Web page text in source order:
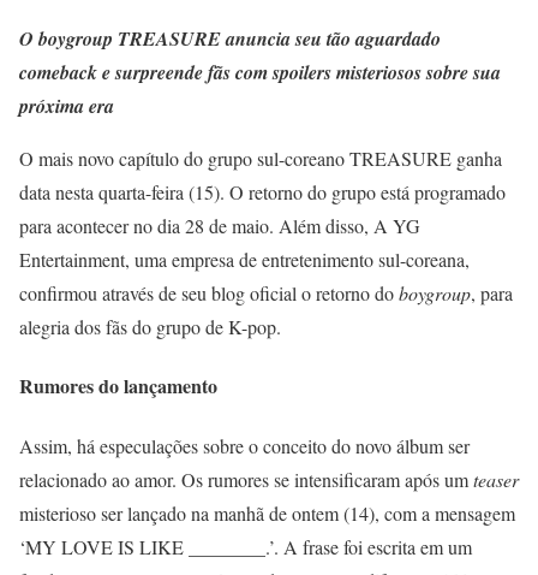
O boygroup TREASURE anuncia seu tão aguardado
comeback e surpreende fãs com spoilers misteriosos sobre sua
próxima era
O mais novo capítulo do grupo sul-coreano TREASURE ganha
data nesta quarta-feira (15). O retorno do grupo está programado
para acontecer no dia 28 de maio. Além disso, A YG
Entertainment, uma empresa de entretenimento sul-coreana,
confirmou através de seu blog oficial o retorno doboygroup, para
alegria dos fãs do grupo de K-pop.
Rumores do lançamento
Assim, há especulações sobre o conceito do novo álbum ser
relacionado ao amor. Os rumores se intensificaram após umteaser
misterioso ser lançado na manhã de ontem (14), com a mensagem
‘MY LOVE IS LIKE ________.’. A frase foi escrita em um